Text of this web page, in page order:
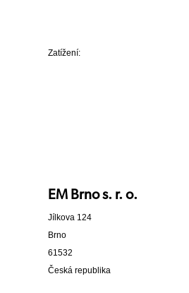
Zatížení:
EM Brno s. r. o.
Jílkova 124
Brno
61532
Česká republika